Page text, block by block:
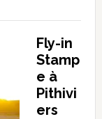
Fly-in
Stamp
e à
Pithivi
ers